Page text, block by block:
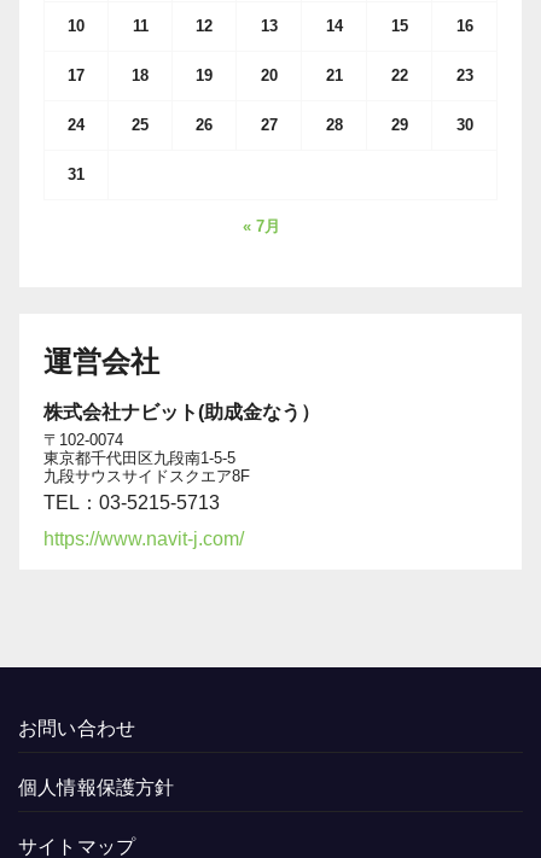
10 11 12 13 14 15 16
17 18 19 20 21 22 23
24 25 26 27 28 29 30
31
« 7月
運営会社
株式会社ナビット(助成金なう）
〒102-0074
東京都千代田区九段南1-5-5
九段サウスサイドスクエア8F
TEL：03-5215-5713
https://www.navit-j.com/
お問い合わせ
個人情報保護方針
サイトマップ